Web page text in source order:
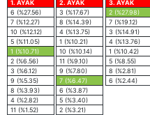
1. AYAK
6 (%27.56)
7 (%12.27)
10 (%12.12)
5 (%11.05)
1 (%10.71)
2 (%6.56)
3 (%6.12)
9 (%5.35)
8 (%3.93)
4 (%2.82)
11 (%1.52)
2. AYAK
3 (%17.67)
8 (%14.39)
4 (%13.75)
1 (%10.21)
10 (%10.14)
11 (%9.10)
9 (%7.80)
7 (%6.47)
6 (%3.87)
5 (%3.40)
2 (%3.21)
3. AYAK
2 (%27.98)
7 (%19.12)
3 (%14.91)
4 (%13.76)
1 (%10.42)
5 (%8.55)
8 (%2.81)
6 (%2.44)